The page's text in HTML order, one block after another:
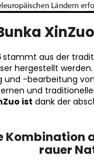
stammt aus der
hergestellt
und -bearbeitung
und
ist dank der
rauer